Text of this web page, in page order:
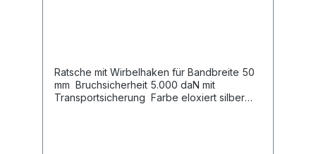
Ratsche mit Wirbelhaken für Bandbreite 50
mm Bruchsicherheit 5.000 daN mit
Transportsicherung Farbe eloxiert silber